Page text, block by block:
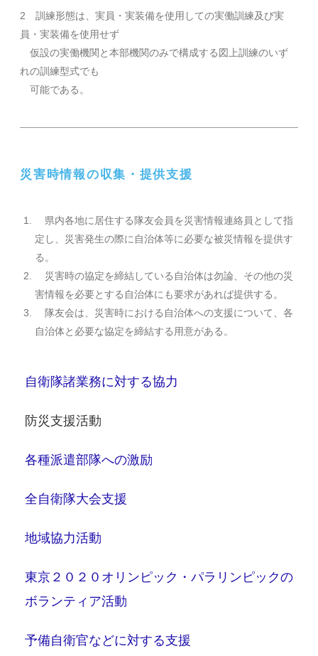
2 訓練形態は、実員・実装備を使用しての実働訓練及び実
員・実装備を使用せず
仮設の実働機関と本部機関のみで構成する図上訓練のいず
れの訓練型式でも
可能である。
災害時情報の収集・提供支援
県内各地に居住する隊友会員を災害情報連絡員として指
定し、災害発生の際に自治体等に必要な被災情報を提供す
る。
災害時の協定を締結している自治体は勿論、その他の災
害情報を必要とする自治体にも要求があれば提供する。
隊友会は、災害時における自治体への支援について、各
自治体と必要な協定を締結する用意がある。
自衛隊諸業務に対する協力
防災支援活動
各種派遣部隊への激励
全自衛隊大会支援
地域協力活動
東京２０２０オリンピック・パラリンピックの
ボランティア活動
予備自衛官などに対する支援